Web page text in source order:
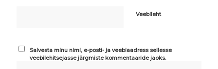
Veebileht
Salvesta minu nimi, e-posti- ja veebiaadress sellesse
veebilehitsejasse järgmiste kommentaaride jaoks.